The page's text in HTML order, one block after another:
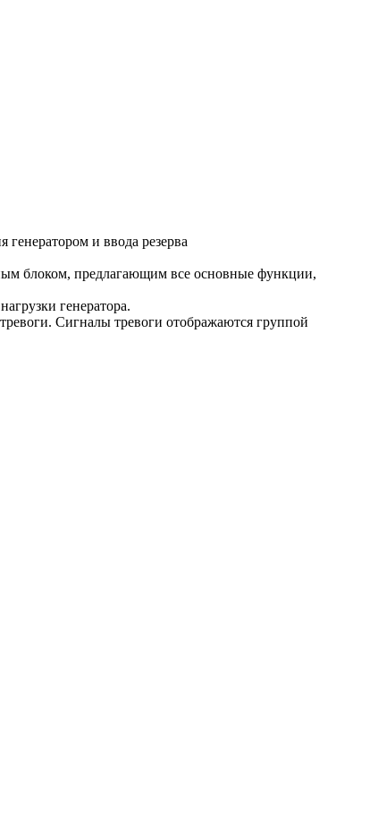
и ввода резерва
блоком, предлагающим все основные функции,
генератора.
Сигналы тревоги отображаются группой